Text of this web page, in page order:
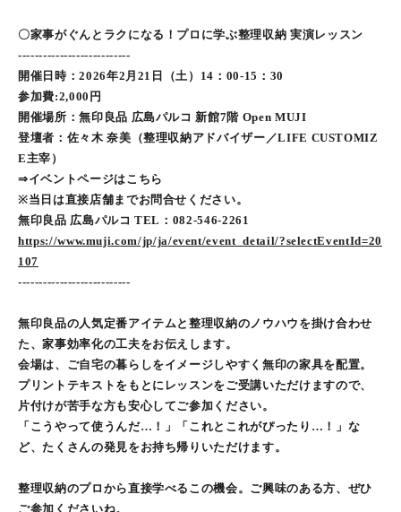
〇家事がぐんとラクになる！プロに学ぶ整理収納 実演レッスン
---------------------------
開催日時：2026年2月21日（土）14：00-15：30
参加費:2,000円
開催場所：無印良品 広島パルコ 新館7階 Open MUJI
登壇者：佐々木 奈美（整理収納アドバイザー／LIFE CUSTOMIZ
E主宰）
⇒イベントページはこちら
※当日は直接店舗までお問合せください。
無印良品 広島パルコ TEL：082-546-2261
https://www.muji.com/jp/ja/event/event_detail/?selectEventId=20
107
---------------------------
無印良品の人気定番アイテムと整理収納のノウハウを掛け合わせ
た、家事効率化の工夫をお伝えします。
会場は、ご自宅の暮らしをイメージしやすく無印の家具を配置。
プリントテキストをもとにレッスンをご受講いただけますので、
片付けが苦手な方も安心してご参加ください。
「こうやって使うんだ…！」「これとこれがぴったり…！」な
ど、たくさんの発見をお持ち帰りいただけます。
整理収納のプロから直接学べるこの機会。ご興味のある方、ぜひ
ご参加くださいね。